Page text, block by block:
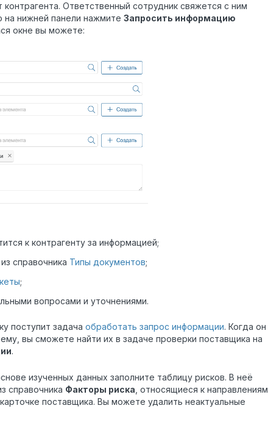
Ответственный сотрудник свяжется с ним
на нижней панели нажмите Запросить информацию
окне вы можете:
к контрагенту за информацией;
справочника Типы документов;
;
вопросами и уточнениями.
поступит задача обработать запрос информации. Когда он
вы сможете найти их в задаче проверки поставщика на
.
изученных данных заполните таблицу рисков. В неё
справочника Факторы риска , относящиеся к направлениям
поставщика. Вы можете удалить неактуальные